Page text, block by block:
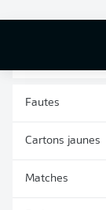
Fautes
Cartons jaunes
Matches